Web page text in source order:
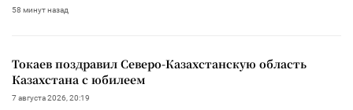
58 минут назад
Токаев поздравил Северо-Казахстанскую область
Казахстана с юбилеем
7 августа 2026, 20:19